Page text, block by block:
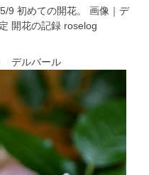
9 初めての開花。 画像｜デ
開花の記録 roselog
デルバール